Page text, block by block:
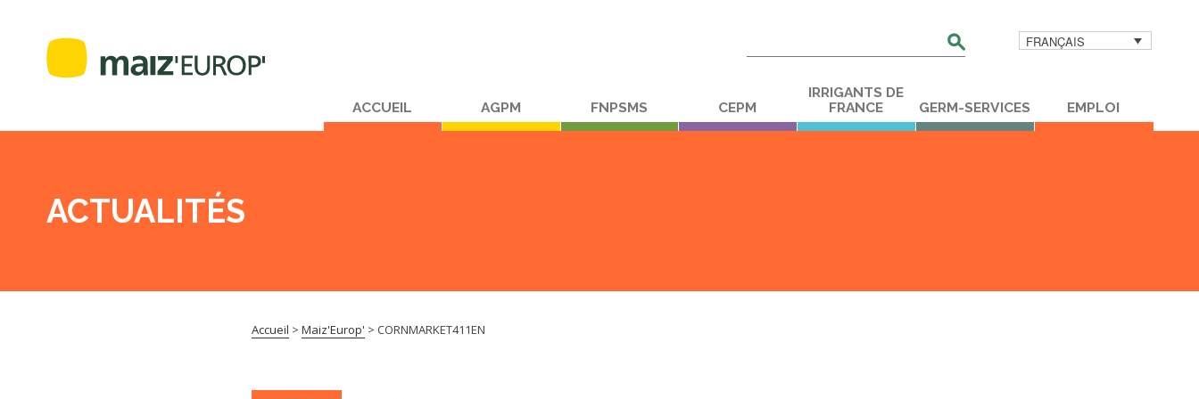
:
FRANÇAIS
ACCUEIL AGPM FNPSMS CEPM
IRRIGANTS DE
FRANCE
GERM-SERVICES EMPLOI
ACTUALITÉS
Accueil > Maiz'Europ' > CORNMARKET411EN